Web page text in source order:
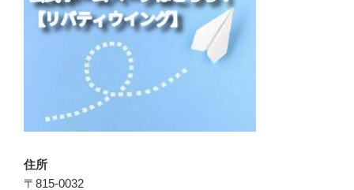
住所
〒815-0032